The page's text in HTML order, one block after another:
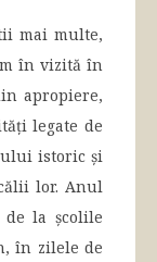
mai multe,
în vizită în
apropiere,
legate de
istoric și
lor. Anul
la școlile
în zilele de